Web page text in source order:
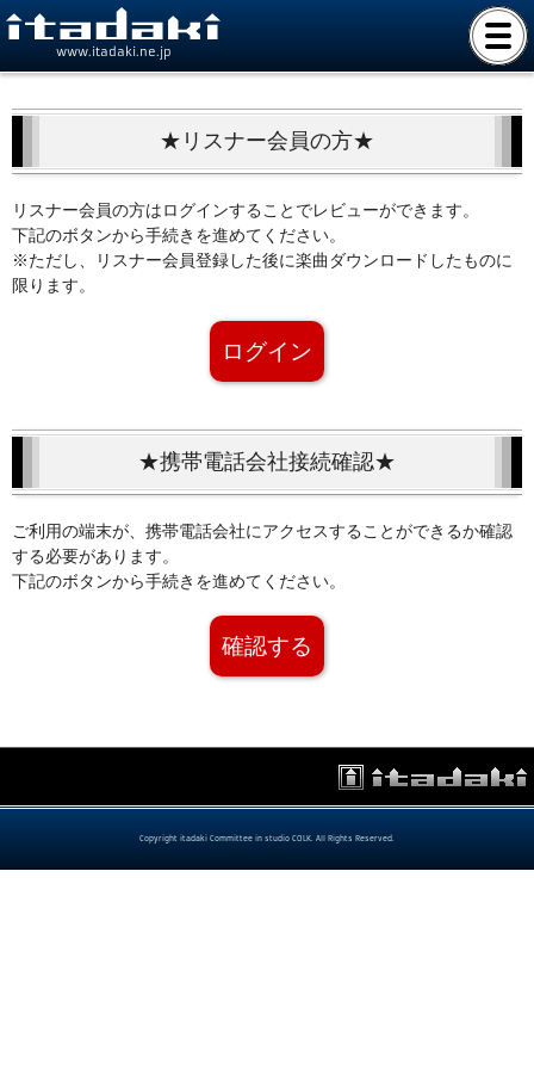
www.itadaki.ne.jp
★リスナー会員の方★
リスナー会員の方はログインすることでレビューができます。
下記のボタンから手続きを進めてください。
※ただし、リスナー会員登録した後に楽曲ダウンロードしたものに
限ります。
ログイン
★携帯電話会社接続確認★
ご利用の端末が、携帯電話会社にアクセスすることができるか確認
する必要があります。
下記のボタンから手続きを進めてください。
確認する
Copyright itadaki Committee in studio COLK. All Rights Reserved.